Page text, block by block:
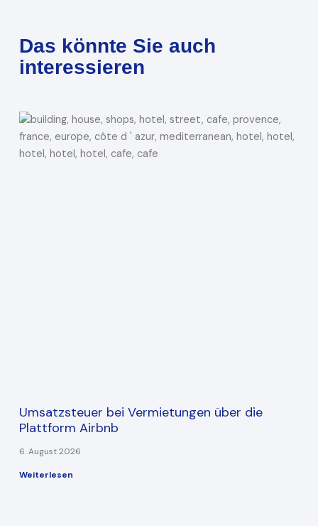
Das könnte Sie auch
interessieren
Umsatzsteuer bei Vermietungen über die
Plattform Airbnb
6. August 2026
Weiterlesen